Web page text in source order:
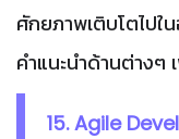
ศักยภาพเติบโตไปใ
คำแนะนำด้านต่างๆ
15. Agile